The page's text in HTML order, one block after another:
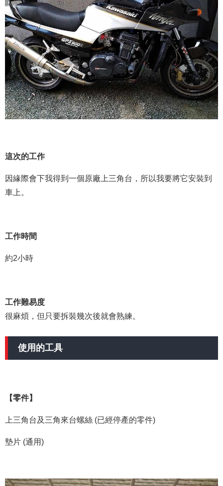
這次的工作
因緣際會下我得到一個原廠上三角台，所以我要將它安裝到
車上。
工作時間
約2小時
工作難易度
很麻煩，但只要拆裝幾次後就會熟練。
使用的工具
【零件】
上三角台及三角來台螺絲 (已經停產的零件)
墊片 (通用)